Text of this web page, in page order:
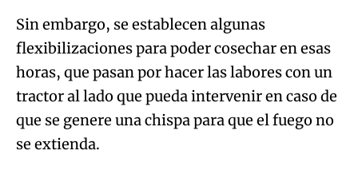
Sin embargo, se establecen algunas
flexibilizaciones para poder cosechar en esas
horas, que pasan por hacer las labores con un
tractor al lado que pueda intervenir en caso de
que se genere una chispa para que el fuego no
se extienda.